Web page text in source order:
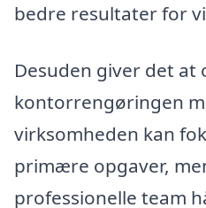
bedre resultater for
Desuden giver det at
kontorrengøringen
virksomheden kan
primære opgaver,
professionelle team